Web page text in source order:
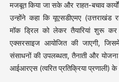
मजबूत किया जा सके और राहत-बचाव
उन्होंने कहा कि यूएसडीएमए (उत्तराखंड
मॉक ड्रिल को लेकर तैयारियां शुरू
एक्सरसाइज आयोजित की जाएगी,
संसाधनों की उपलब्धता, तैनाती और
आईआरएस (त्वरित प्रतिक्रिया प्रणाली) के